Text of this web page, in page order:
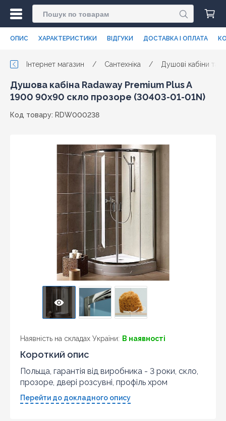
ОПИС ХАРАКТЕРИСТИКИ ВІДГУКИ ДОСТАВКА І ОПЛАТА
Інтернет магазин / Сантехніка / Душові кабіни та
Душова кабіна Radaway Premium Plus A
1900 90x90 скло прозоре (30403-01-01N)
Код товару: RDW000238
Наявність на складах України: В наявності
Короткий опис
Польща, гарантія від виробника - 3 роки, скло,
прозоре, двері розсувні, профіль хром
Перейти до докладного опису